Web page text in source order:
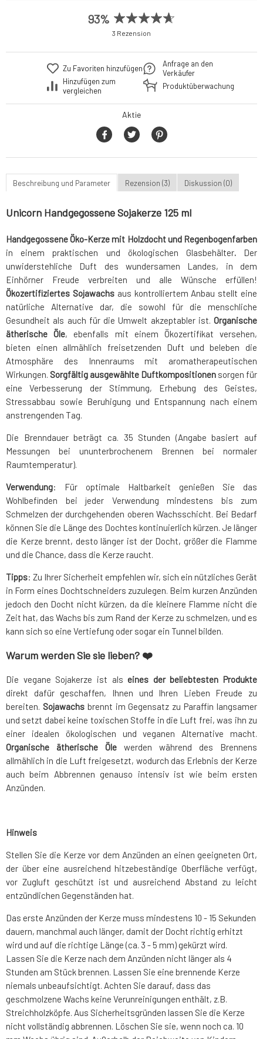
93%
3 Rezension
Zu Favoriten hinzufügen
Hinzufügen zum
vergleichen
Anfrage an den
Verkäufer
Produktüberwachung
Aktie
Beschreibung und Parameter Rezension (3) Diskussion (0)
Unicorn Handgegossene Sojakerze 125 ml
Handgegossene Öko-Kerze mit Holzdocht und Regenbogenfarben
in einem praktischen und ökologischen Glasbehälter.Der
unwiderstehliche Duft des wundersamen Landes, in dem
Einhörner Freude verbreiten und alle Wünsche erfüllen!
Ökozertifiziertes Sojawachsaus kontrolliertem Anbau stellt eine
natürliche Alternative dar, die sowohl für die menschliche
Gesundheit als auch für die Umwelt akzeptabler ist. Organische
ätherische Öle, ebenfalls mit einem Ökozertifikat versehen,
bieten einen allmählich freisetzenden Duft und beleben die
Atmosphäre des Innenraums mit aromatherapeutischen
Wirkungen. Sorgfältig ausgewählte Duftkompositionen sorgen für
eine Verbesserung der Stimmung, Erhebung des Geistes,
Stressabbau sowie Beruhigung und Entspannung nach einem
anstrengenden Tag.
Die Brenndauer beträgt ca. 35 Stunden (Angabe basiert auf
Messungen bei ununterbrochenem Brennen bei normaler
Raumtemperatur).
Verwendung: Für optimale Haltbarkeit genießen Sie das
Wohlbefinden bei jeder Verwendung mindestens bis zum
Schmelzen der durchgehenden oberen Wachsschicht. Bei Bedarf
können Sie die Länge des Dochtes kontinuierlich kürzen. Je länger
die Kerze brennt, desto länger ist der Docht, größer die Flamme
und die Chance, dass die Kerze raucht.
Tipps: Zu Ihrer Sicherheit empfehlen wir, sich ein nützliches Gerät
in Form eines Dochtschneiders zuzulegen. Beim kurzen Anzünden
jedoch den Docht nicht kürzen, da die kleinere Flamme nicht die
Zeit hat, das Wachs bis zum Rand der Kerze zu schmelzen, und es
kann sich so eine Vertiefung oder sogar ein Tunnel bilden.
Warum werden Sie sie lieben? ❤️
Die vegane Sojakerze ist alseines der beliebtesten Produkte
direkt dafür geschaffen, Ihnen und Ihren Lieben Freude zu
bereiten. Sojawachsbrennt im Gegensatz zu Paraffin langsamer
und setzt dabei keine toxischen Stoffe in die Luft frei, was ihn zu
einer idealen ökologischen und veganen Alternative macht.
Organische ätherische Öle werden während des Brennens
allmählich in die Luft freigesetzt, wodurch das Erlebnis der Kerze
auch beim Abbrennen genauso intensiv ist wie beim ersten
Anzünden.
Hinweis
Stellen Sie die Kerze vor dem Anzünden an einen geeigneten Ort,
der über eine ausreichend hitzebeständige Oberfläche verfügt,
vor Zugluft geschützt ist und ausreichend Abstand zu leicht
entzündlichen Gegenständen hat.
Das erste Anzünden der Kerze muss mindestens 10 - 15 Sekunden
dauern, manchmal auch länger, damit der Docht richtig erhitzt
wird und auf die richtige Länge (ca. 3 - 5 mm) gekürzt wird.
Lassen Sie die Kerze nach dem Anzünden nicht länger als 4
Stunden am Stück brennen. Lassen Sie eine brennende Kerze
niemals unbeaufsichtigt. Achten Sie darauf, dass das
geschmolzene Wachs keine Verunreinigungen enthält, z.B.
Streichholzköpfe. Aus Sicherheitsgründen lassen Sie die Kerze
nicht vollständig abbrennen. Löschen Sie sie, wenn noch ca. 10